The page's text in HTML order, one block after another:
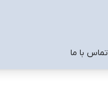
تماس با ما